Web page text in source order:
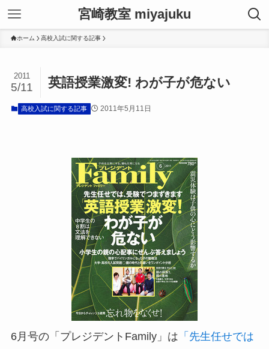
宮崎教室 miyajuku
ホーム 高校入試に関する記事
英語授業激変! わが子が危ない
2011
5/11
高校入試に関する記事 2011年5月11日
6月号の「プレジデントFamily」は 「先生任せでは